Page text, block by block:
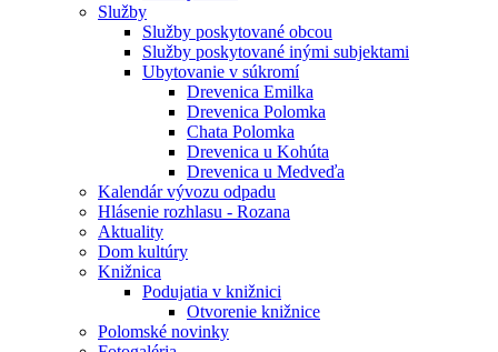
Služby
Služby poskytované obcou
Služby poskytované inými subjektami
Ubytovanie v súkromí
Drevenica Emilka
Drevenica Polomka
Chata Polomka
Drevenica u Kohúta
Drevenica u Medveďa
Kalendár vývozu odpadu
Hlásenie rozhlasu - Rozana
Aktuality
Dom kultúry
Knižnica
Podujatia v knižnici
Otvorenie knižnice
Polomské novinky